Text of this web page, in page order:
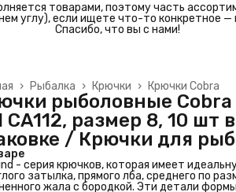
товарами, поэтому часть
углу), если ищете что-то конкретное
Спасибо, что вы с нами!
Крючки Cobra
Крючки ›
Рыбалка ›
›
рыболовные
CA112, размер 8, 10 шт в
/ Крючки для
- серия крючков, которая имеет
затылка, прямого лба, среднего по
жала с бородкой. Эти детали